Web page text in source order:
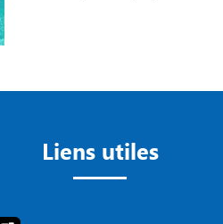
Liens utiles